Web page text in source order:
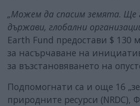
„Можем да спасим земята. Ще
държави, глобални
Earth Fund предостави $
за насърчаване на
за възстановяването на
Подпомогнати са и още 16
природните ресурси